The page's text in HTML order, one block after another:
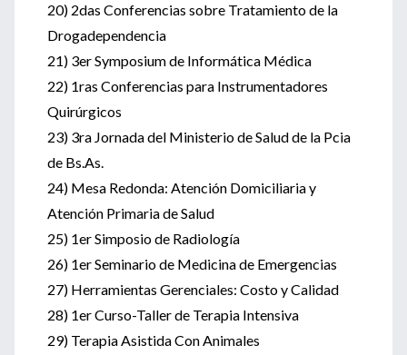
20) 2das Conferencias sobre Tratamiento de la
Drogadependencia
21) 3er Symposium de Informática Médica
22) 1ras Conferencias para Instrumentadores
Quirúrgicos
23) 3ra Jornada del Ministerio de Salud de la Pcia
de Bs.As.
24) Mesa Redonda: Atención Domiciliaria y
Atención Primaria de Salud
25) 1er Simposio de Radiología
26) 1er Seminario de Medicina de Emergencias
27) Herramientas Gerenciales: Costo y Calidad
28) 1er Curso-Taller de Terapia Intensiva
29) Terapia Asistida Con Animales